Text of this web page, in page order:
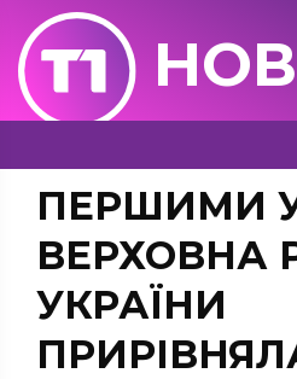
ПЕРШИМИ У
ВЕРХОВНА
УКРАЇНИ